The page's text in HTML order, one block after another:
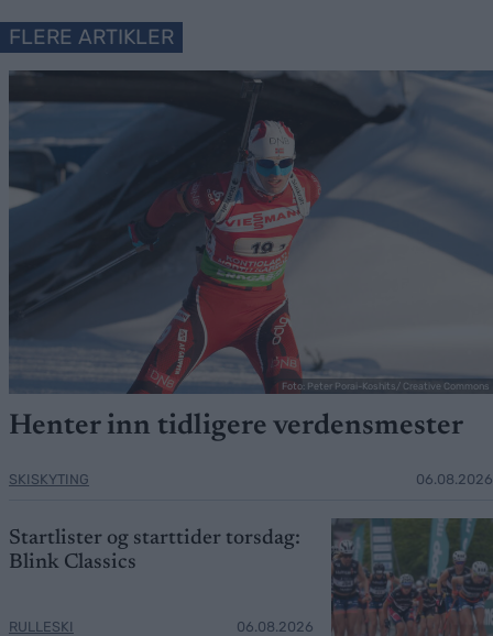
FLERE ARTIKLER
Foto: Peter Porai-Koshits/ Creative Commons
Henter inn tidligere verdensmester
SKISKYTING 06.08.2026
Startlister og starttider torsdag:
Blink Classics
RULLESKI 06.08.2026